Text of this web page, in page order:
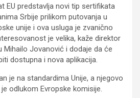
EU predstavlja novi tip sertifikata
Srbije prilikom putovanja u
unije i ova usluga je zvanično
je velika, kaže direktor
Mihailo Jovanović i dodaje da će
dostupna i nova aplikacija.
je na standardima Unije, a njegovo
odlukom Evropske komisije.